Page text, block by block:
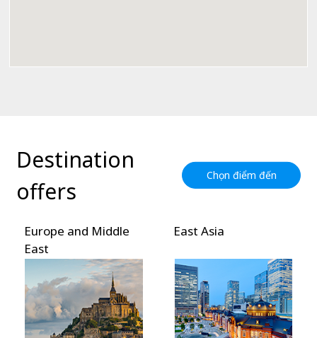
Destination
offers
Chọn điểm đến
Europe and Middle
East
East Asia